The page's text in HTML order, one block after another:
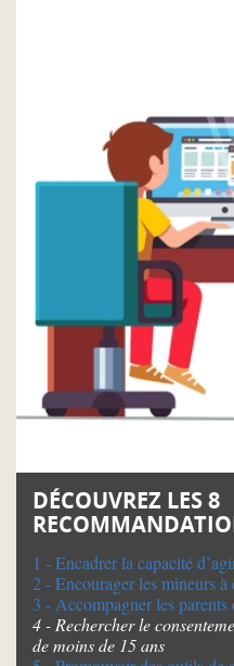
DÉCOUVREZ LES 8
1 - Encadrer la capacité
2 - Encourager les mineurs à
3 - Accompagner les
4 - Rechercher le
de moins de 15 ans